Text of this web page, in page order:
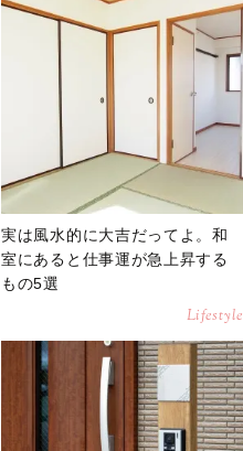
実は風水的に大吉だってよ。和
室にあると仕事運が急上昇する
もの5選
Lifestyle